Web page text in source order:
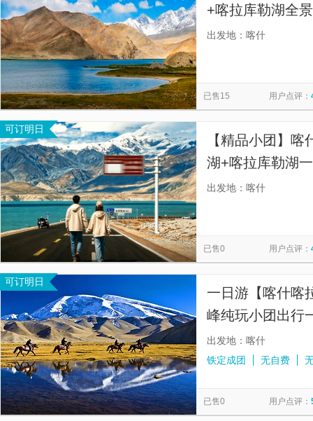
+喀拉库勒湖全
全程1+1大七座
出发地：喀什
已售15 用户点评：
可订明日
【精品小团】
湖+喀拉库勒湖
团，1人起订，
出发地：喀什
已售0 用户点评：
可订明日
一日游【喀什喀
峰纯玩小团出行
出发地：喀什
铁定成团
无自费
已售0 用户点评：